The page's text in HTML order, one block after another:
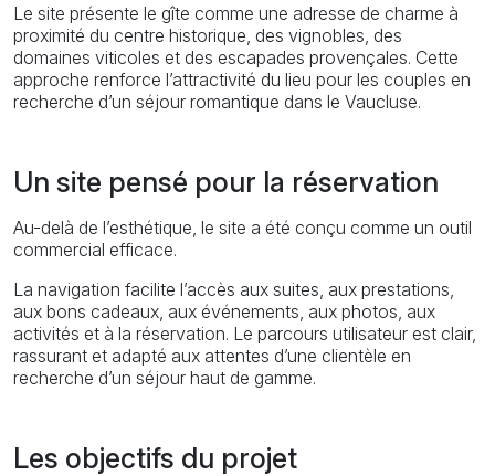
Le site présente le gîte comme une adresse de charme à
proximité du centre historique, des vignobles, des
domaines viticoles et des escapades provençales. Cette
approche renforce l’attractivité du lieu pour les couples en
recherche d’un séjour romantique dans le Vaucluse.
Un site pensé pour la réservation
Au-delà de l’esthétique, le site a été conçu comme un outil
commercial efficace.
La navigation facilite l’accès aux suites, aux prestations,
aux bons cadeaux, aux événements, aux photos, aux
activités et à la réservation. Le parcours utilisateur est clair,
rassurant et adapté aux attentes d’une clientèle en
recherche d’un séjour haut de gamme.
Les objectifs du projet